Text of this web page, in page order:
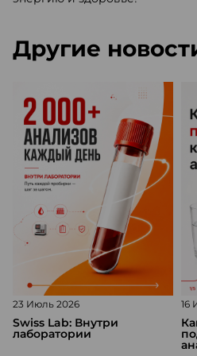
Другие
23 Июль 2026
Swiss Lab: Внутри
лаборатории
16